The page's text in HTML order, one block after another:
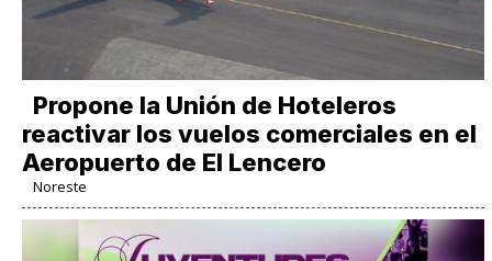
Propone la Unión de Hoteleros
reactivar los vuelos comerciales en el
Aeropuerto de El Lencero
Noreste